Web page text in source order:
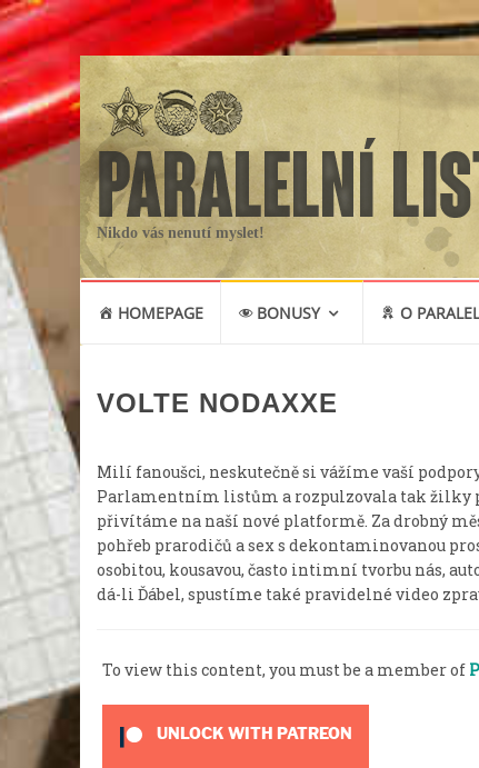
Nikdo vás nenutí myslet!
content
HOMEPAGE BONUSY O
VOLTE NODAXXE
Milí fanoušci, neskutečně si vážíme vaší
Parlamentním listům a rozpulzovala tak žilky
přivítáme na naší nové platformě. Za drobný
pohřeb prarodičů a sex s dekontaminovanou
osobitou, kousavou, často intimní tvorbu nás,
dá-li Ďábel, spustíme také pravidelné video
To view this content, you must be a member of
UNLOCK WITH PATREON